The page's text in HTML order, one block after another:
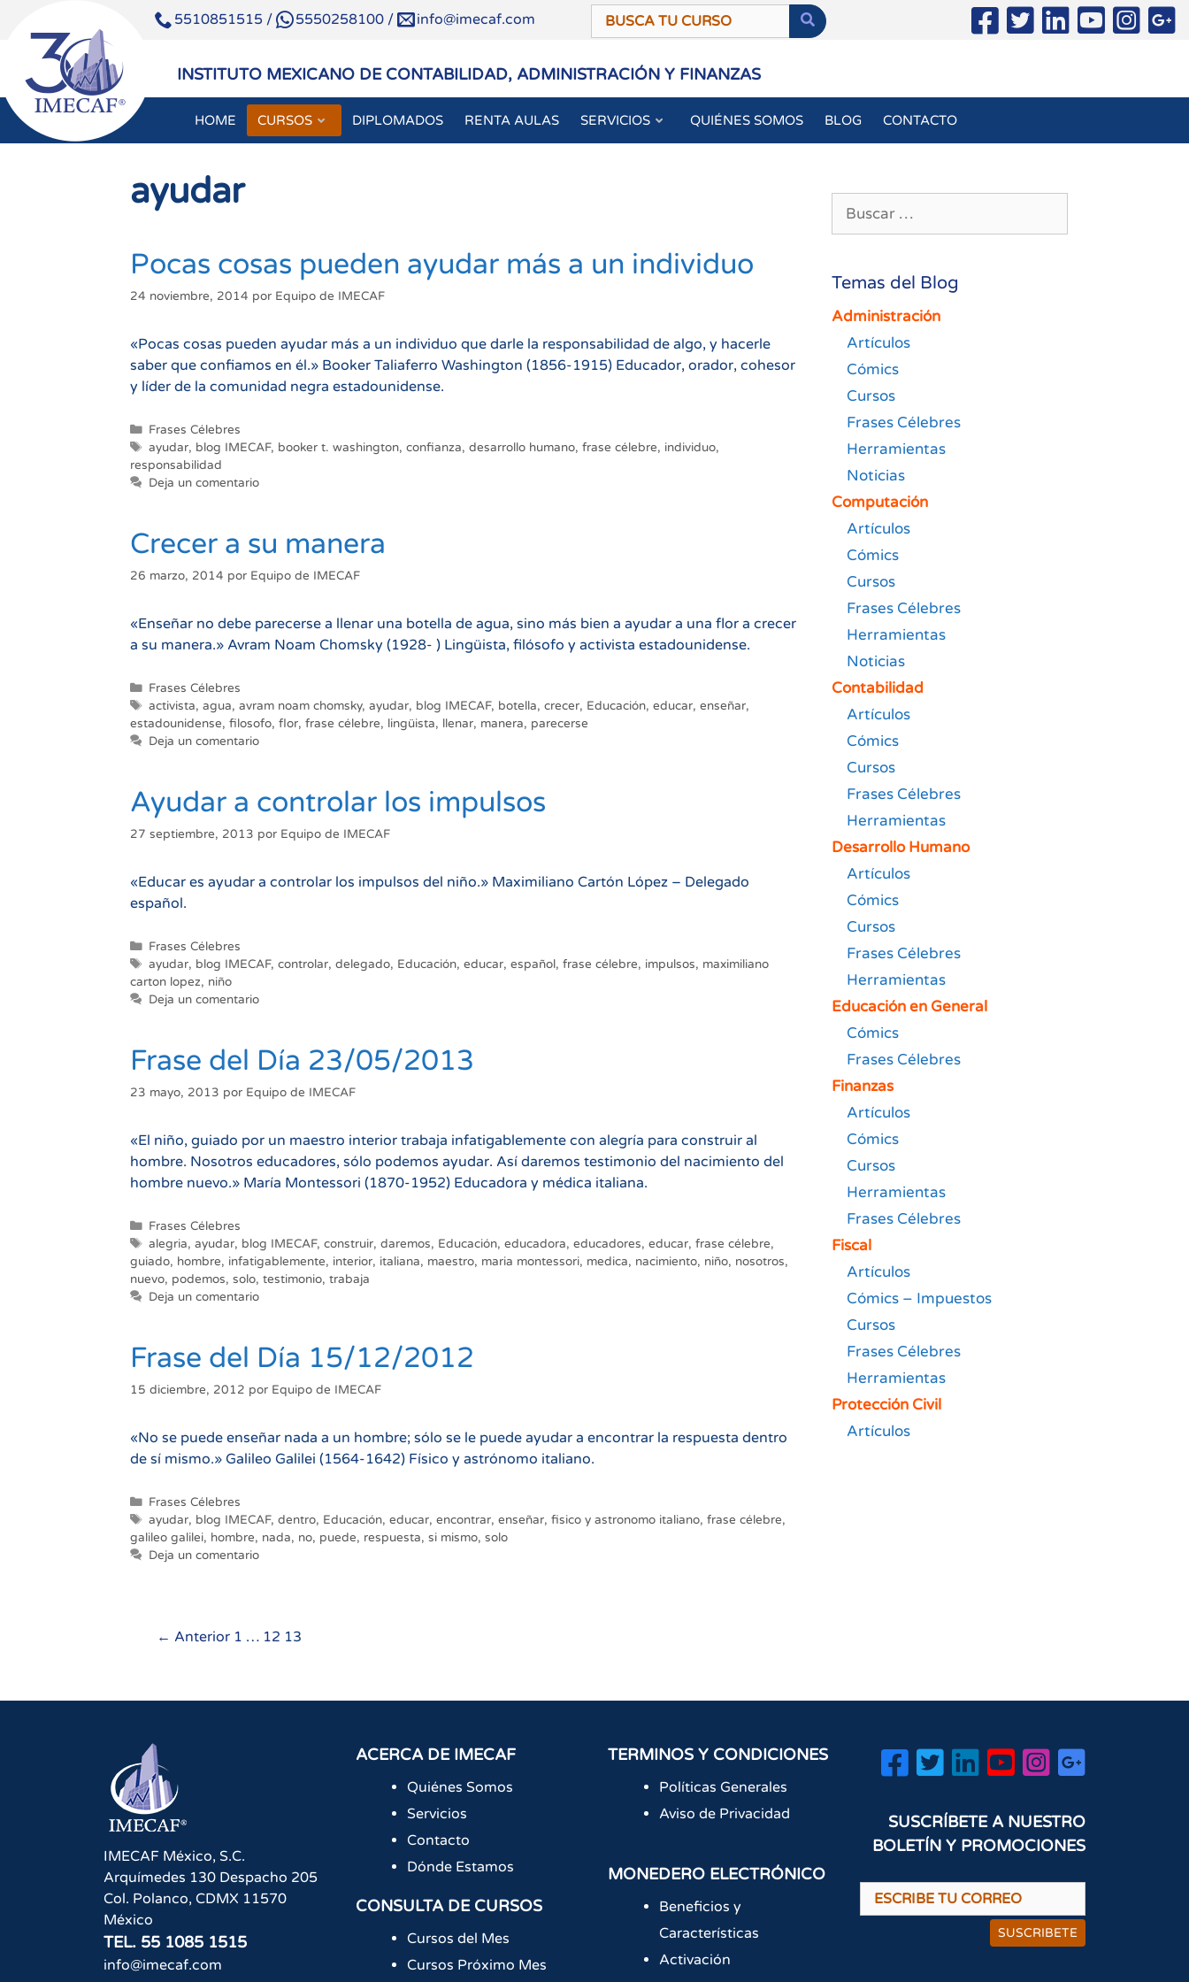
5510851515 / 5550258100 / info@imecaf.com
INSTITUTO MEXICANO DE CONTABILIDAD, ADMINISTRACIÓN Y FINANZAS
HOME CURSOS DIPLOMADOS RENTA AULAS SERVICIOS QUIÉNES SOMOS BLOG CONTACTO
ayudar
Pocas cosas pueden ayudar más a un individuo
24 noviembre, 2014 por Equipo de IMECAF
«Pocas cosas pueden ayudar más a un individuo que darle la responsabilidad de algo, y hacerle
saber que confiamos en él.» Booker Taliaferro Washington (1856-1915) Educador, orador, cohesor
y líder de la comunidad negra estadounidense.
Categorías
Frases Célebres
Etiquetas
ayudar, blog IMECAF, booker t. washington,confianza,desarrollo humano,frase célebre, individuo,
responsabilidad
Deja un comentario
Crecer a su manera
26 marzo, 2014 por Equipo de IMECAF
«Enseñar no debe parecerse a llenar una botella de agua, sino más bien a ayudar a una flor a crecer
a su manera.» Avram Noam Chomsky (1928- ) Lingüista, filósofo y activista estadounidense.
Categorías
Frases Célebres
Etiquetas
activista,agua,avram noam chomsky,ayudar, blog IMECAF, botella,crecer, Educación,educar,enseñar,
estadounidense, filosofo, flor, frase célebre, lingüista, llenar, manera, parecerse
Deja un comentario
Ayudar a controlar los impulsos
27 septiembre, 2013 por Equipo de IMECAF
«Educar es ayudar a controlar los impulsos del niño.» Maximiliano Cartón López – Delegado
español.
Categorías
Frases Célebres
Etiquetas
ayudar, blog IMECAF,controlar,delegado, Educación,educar,español,frase célebre, impulsos, maximiliano
carton lopez, niño
Deja un comentario
Frase del Día 23/05/2013
23 mayo, 2013 por Equipo de IMECAF
«El niño, guiado por un maestro interior trabaja infatigablemente con alegría para construir al
hombre. Nosotros educadores, sólo podemos ayudar. Así daremos testimonio del nacimiento del
hombre nuevo.» María Montessori (1870-1952) Educadora y médica italiana.
Categorías
Frases Célebres
Etiquetas
alegria,ayudar, blog IMECAF,construir,daremos, Educación,educadora,educadores,educar,frase célebre,
guiado, hombre, infatigablemente, interior, italiana, maestro, maria montessori, medica, nacimiento, niño, nosotros,
nuevo, podemos, solo, testimonio, trabaja
Deja un comentario
Frase del Día 15/12/2012
15 diciembre, 2012 por Equipo de IMECAF
«No se puede enseñar nada a un hombre; sólo se le puede ayudar a encontrar la respuesta dentro
de sí mismo.» Galileo Galilei (1564-1642) Físico y astrónomo italiano.
Categorías
Frases Célebres
Etiquetas
ayudar, blog IMECAF,dentro, Educación,educar,encontrar,enseñar,fisico y astronomo italiano,frase célebre,
galileo galilei, hombre, nada, no, puede, respuesta, si mismo, solo
Deja un comentario
Navegación
← Anterior 1 … 12 13
Temas del Blog
Administración
Artículos
Cómics
Cursos
Frases Célebres
Herramientas
Noticias
Computación
Artículos
Cómics
Cursos
Frases Célebres
Herramientas
Noticias
Contabilidad
Artículos
Cómics
Cursos
Frases Célebres
Herramientas
Desarrollo Humano
Artículos
Cómics
Cursos
Frases Célebres
Herramientas
Educación en General
Cómics
Frases Célebres
Finanzas
Artículos
Cómics
Cursos
Herramientas
Frases Célebres
Fiscal
Artículos
Cómics – Impuestos
Cursos
Frases Célebres
Herramientas
Protección Civil
Artículos
IMECAF México, S.C.
Arquímedes 130 Despacho 205
Col. Polanco, CDMX 11570
México
TEL. 55 1085 1515
info@imecaf.com
ACERCA DE IMECAF
Quiénes Somos
Servicios
Contacto
Dónde Estamos
CONSULTA DE CURSOS
Cursos del Mes
Cursos Próximo Mes
TERMINOS Y CONDICIONES
Políticas Generales
Aviso de Privacidad
MONEDERO ELECTRÓNICO
Beneficios y
Características
Activación
SUSCRÍBETE A NUESTRO
BOLETÍN Y PROMOCIONES
SUSCRIBETE